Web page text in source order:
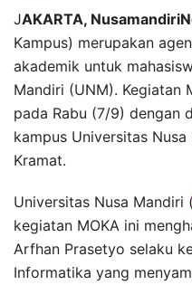
JAKARTA,
Kampus) merupakan
akademik untuk
Mandiri (UNM). Kegiatan
pada Rabu (7/9) dengan
kampus Universitas
Kramat.
Universitas Nusa Mandiri (
kegiatan MOKA ini
Arfhan Prasetyo selaku
Informatika yang